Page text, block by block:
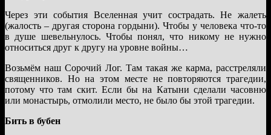
Через эти события Вселенная учит сострадать. Не жалеть
(жалость – другая сторона гордыни). Чтобы у человека что-то
в душе шевельнулось. Чтобы понял, что никому не нужно
относиться друг к другу на уровне войны…
Возьмём наш Сорочий Лог. Там такая же карма, расстреляли
священников. Но на этом месте не повторяются трагедии,
потому что там скит. Если бы на Катыни сделали часовню
или монастырь, отмолили место, не было бы этой трагедии.
Бить в бубен